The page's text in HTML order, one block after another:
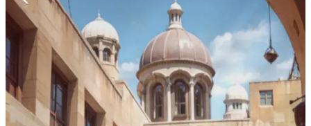
ゲームが変えた日本語
「経験値」「裏技」「ラスボス」… ゲームにまつわる言葉
の起源や用法の変遷を、コンピューター文化史研究家・タ
イニーP氏が徹底調査。
カテゴリ
特集記事